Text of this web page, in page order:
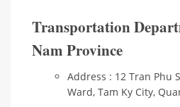
Transportation
Nam Province
Address : 12 Tran Phu
Ward, Tam Ky City,